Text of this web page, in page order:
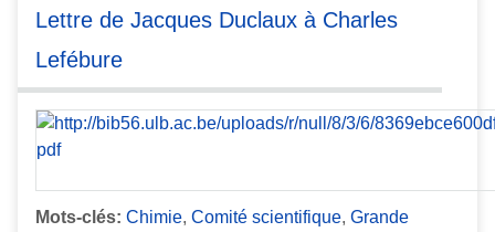
Lettre de Jacques Duclaux à Charles
Lefébure
Mots-clés: Chimie, Comité scientifique, Grande